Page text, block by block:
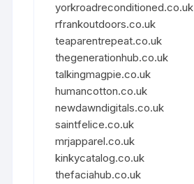
yorkroadreconditioned.co.uk
rfrankoutdoors.co.uk
teaparentrepeat.co.uk
thegenerationhub.co.uk
talkingmagpie.co.uk
humancotton.co.uk
newdawndigitals.co.uk
saintfelice.co.uk
mrjapparel.co.uk
kinkycatalog.co.uk
thefaciahub.co.uk